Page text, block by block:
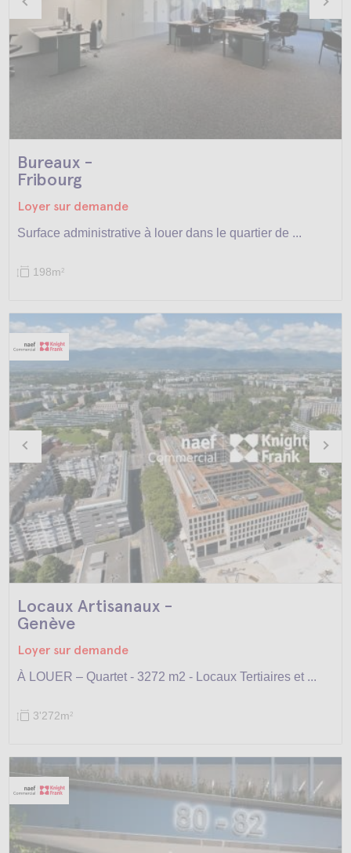
Bureaux -
Fribourg
Loyer sur demande
Surface administrative à louer dans le quartier de ...
198m2
Locaux Artisanaux -
Genève
Loyer sur demande
À LOUER – Quartet - 3272 m2 - Locaux Tertiaires et ...
3'272m2